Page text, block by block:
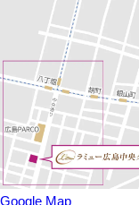
Google Map